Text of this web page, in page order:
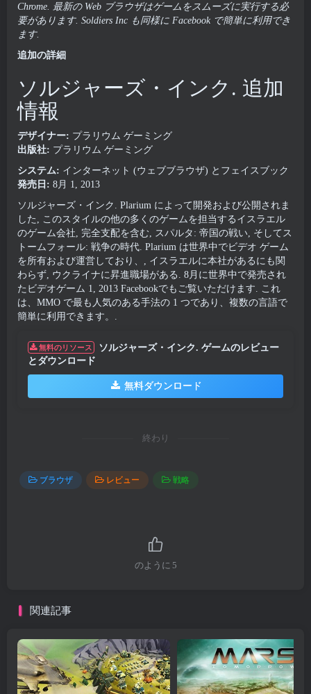
Chrome. 最新の Web ブラウザはゲームをスムーズに実行する必
要があります. Soldiers Inc も同様に Facebook で簡単に利用でき
ます.
追加の詳細
ソルジャーズ・インク. 追加
情報
デザイナー: プラリウム ゲーミング
出版社: プラリウム ゲーミング
システム: インターネット (ウェブブラウザ) とフェイスブック
発売日: 8月 1, 2013
ソルジャーズ・インク. Plarium によって開発および公開されま
した, このスタイルの他の多くのゲームを担当するイスラエル
のゲーム会社, 完全支配を含む, スパルタ: 帝国の戦い, そしてス
トームフォール: 戦争の時代. Plarium は世界中でビデオ ゲーム
を所有および運営しており、, イスラエルに本社があるにも関
わらず, ウクライナに昇進職場がある. 8月に世界中で発売され
たビデオゲーム 1, 2013 Facebookでもご覧いただけます. これ
は、MMO で最も人気のある手法の 1 つであり、複数の言語で
簡単に利用できます。.
無料のリソース
ソルジャーズ・インク. ゲームのレビュー
とダウンロード
無料ダウンロード
終わり
ブラウザ レビュー 戦略
のように 5
関連記事